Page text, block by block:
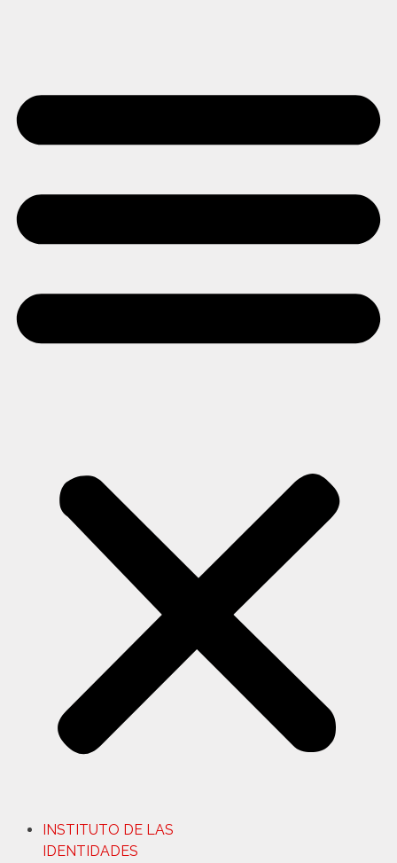
INSTITUTO DE LAS
IDENTIDADES